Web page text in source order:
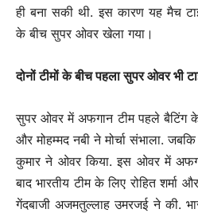
ही बना सकी थी. इस कारण यह मैच
के बीच सुपर ओवर खेला गया।
दोनों टीमों के बीच पहला सुपर ओवर भी
सुपर ओवर में अफगान टीम पहले बैटिंग
और मोहम्मद नबी ने मोर्चा संभाला.
कुमार ने ओवर किया. इस ओवर में
बाद भारतीय टीम के लिए रोहित
गेंदबाजी अजमतुल्लाह उमरजई ने की.